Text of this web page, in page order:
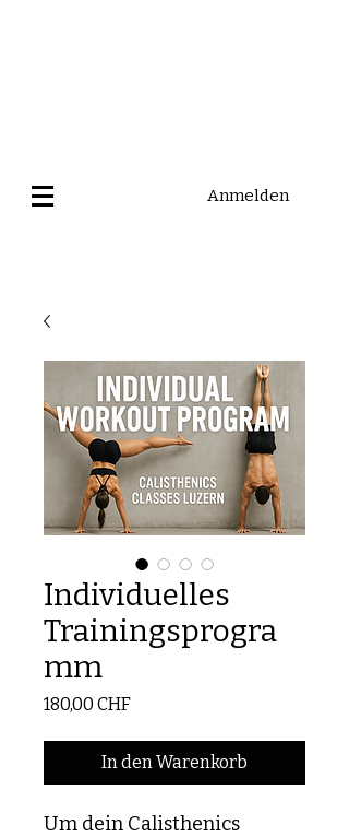
Anmelden
Individuelles
Trainingsprogra
mm
180,00 CHFPreis
In den Warenkorb
Um dein Calisthenics